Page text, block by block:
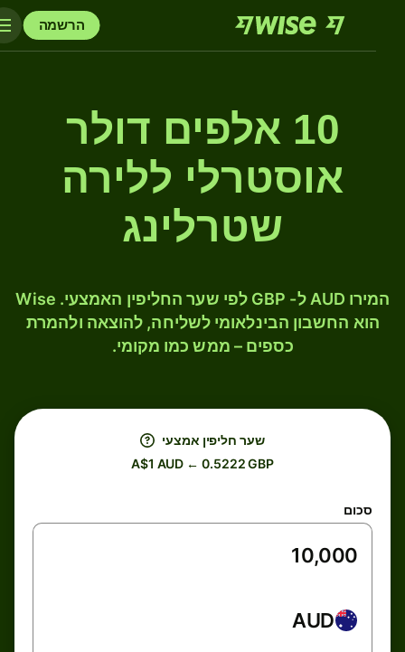
הרשמה
10 אלפים דולר
אוסטרלי ללירה
שטרלינג
המירו AUD ל- GBP לפי שער החליפין האמצעי. Wise
הוא החשבון הבינלאומי לשליחה, להוצאה ולהמרת
כספים – ממש כמו מקומי.
שער חליפין אמצעי
A$1 AUD ← 0.5222 GBP
סכום
AUD